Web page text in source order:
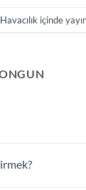
Havacılık içinde